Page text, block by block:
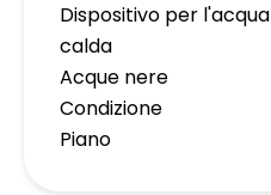
Dispositivo per l'acqua
calda
Acque nere
Condizione
Piano